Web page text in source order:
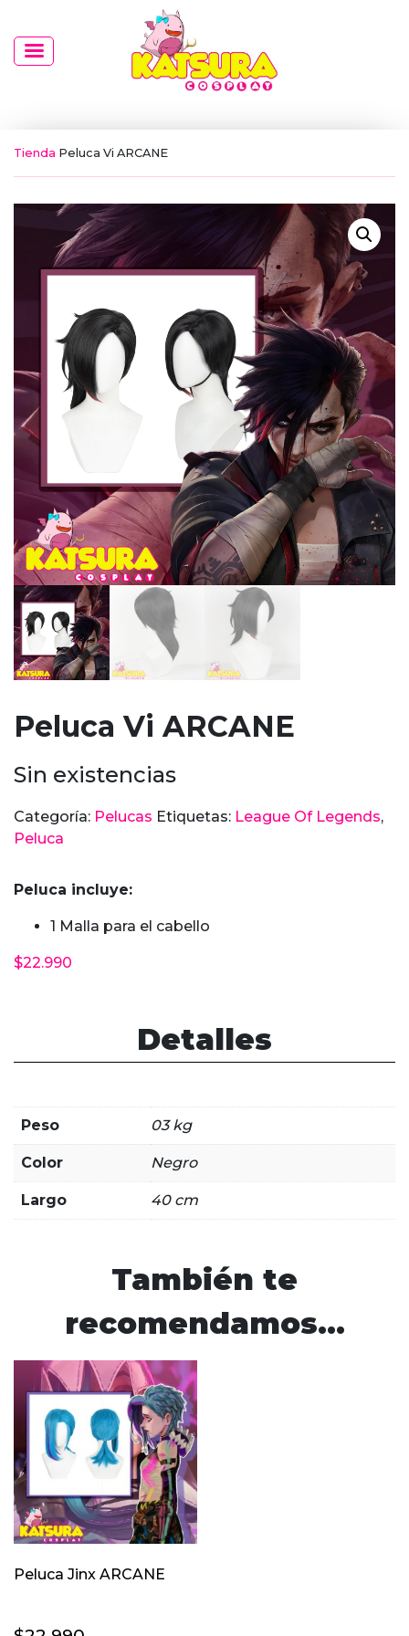
Tienda Peluca Vi ARCANE
Peluca Vi ARCANE
$22.990
Peluca incluye:
1 Malla para el cabello
Sin existencias
Categoría: Pelucas Etiquetas: League Of Legends,
Peluca
Detalles
Peso 03 kg
Color Negro
Largo 40 cm
También te
recomendamos…
Peluca Jinx ARCANE